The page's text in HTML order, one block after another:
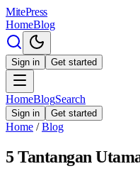
MitePress
HomeBlog
Sign in Get started
HomeBlogSearch
Sign in Get started
Home / Blog
5 Tantangan